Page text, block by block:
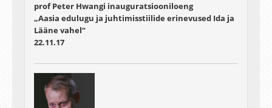
prof Peter Hwangi inauguratsiooniloeng
„Aasia edulugu ja juhtimisstiilide erinevused Ida ja
Lääne vahel“
22.11.17